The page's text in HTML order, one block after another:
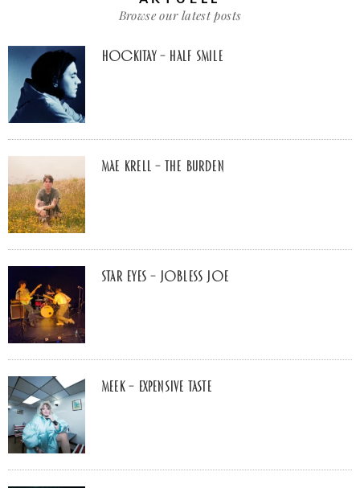
Browse our latest posts
Hockitay – half smile
Mae Krell – the burden
Star Eyes – Jobless Joe
MEEK – Expensive Taste